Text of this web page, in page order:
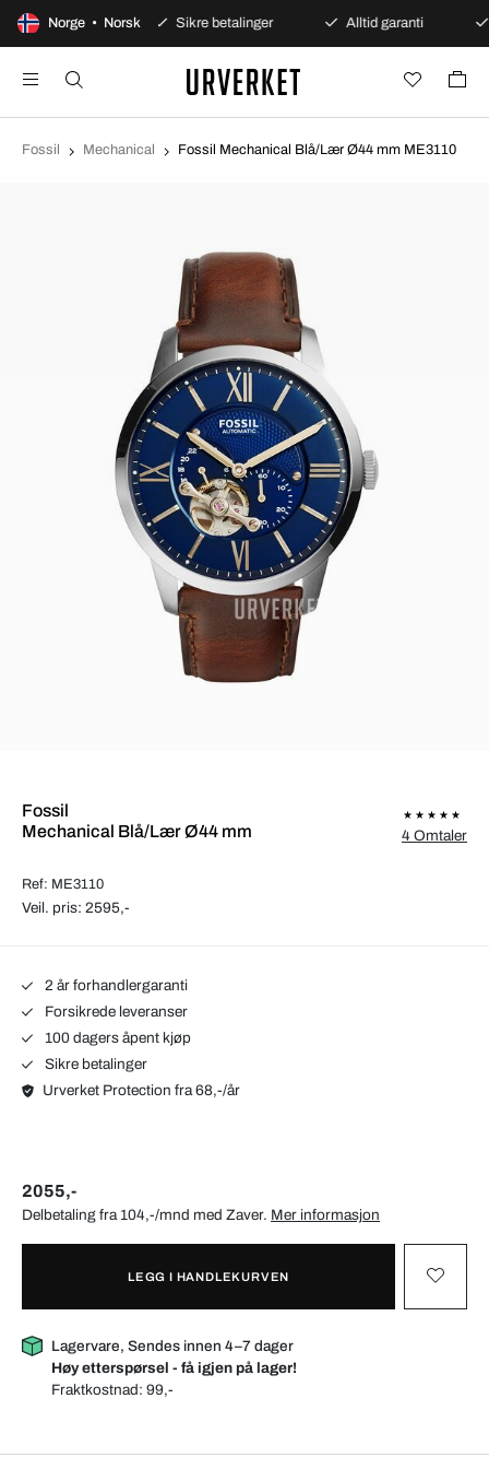
Norge • Norsk
åpent kjøp Sikre betalinger Alltid garanti
Fossil Mechanical Fossil Mechanical Blå/Lær Ø44 mm ME3110
Fossil
Mechanical Blå/Lær Ø44 mm
Ref: ME3110
4 Omtaler
Veil. pris: 2595,-
2 år forhandlergaranti
Forsikrede leveranser
100 dagers åpent kjøp
Sikre betalinger
Urverket Protection fra 68,-/år
2055,-
Delbetaling fra 104,-/mnd med Zaver. Mer informasjon
LEGG I HANDLEKURVEN
Lagervare, Sendes innen 4–7 dager
Høy etterspørsel - få igjen på lager!
Fraktkostnad:99,-